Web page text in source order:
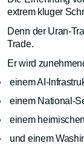
extrem kluger
Denn der Uran-
Trade.
Er wird
einem AI-
einem National-
einem
und einem